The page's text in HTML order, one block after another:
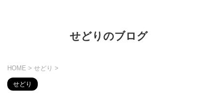
せどりのブログ
HOME > せどり >
せどり